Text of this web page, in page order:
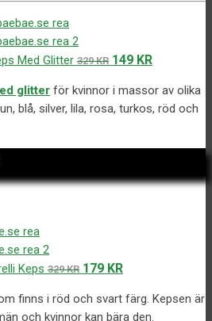
Med Glitter 329KR Det
priset
var:
149 KRDet
priset
är:
glitter för kvinnor i massor av olika
blå, silver, lila, rosa, turkos, röd och
Keps 329KR Det
priset
179 KRDet
priset
finns i röd och svart färg. Kepsen är
och kvinnor kan bära den.